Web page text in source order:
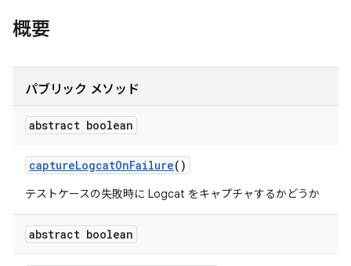
概要
パブリック メソッド
abstract boolean
captureLogcatOnFailure()
テストケースの失敗時に Logcat をキャプチャするかどうか
abstract boolean